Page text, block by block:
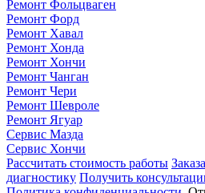
Ремонт Фольцваген
Ремонт Форд
Ремонт Хавал
Ремонт Хонда
Ремонт Хончи
Ремонт Чанган
Ремонт Чери
Ремонт Шевроле
Ремонт Ягуар
Сервис Мазда
Сервис Хончи
Рассчитать стоимость работы
диагностику Получить